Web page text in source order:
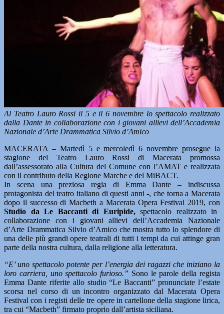
Al Teatro Lauro Rossi il 5 e il 6 novembre lo spettacolo realizzato
dalla Dante in collaborazione con i giovani allievi dell’Accademia
Nazionale d’Arte Drammatica Silvio d’Amico
MACERATA – Martedì 5 e mercoledì 6 novembre prosegue la
stagione del Teatro Lauro Rossi di Macerata promossa
dall’assessorato alla Cultura del Comune con l’AMAT e realizzata
con il contributo della Regione Marche e del MiBACT.
In scena una preziosa regia di Emma Dante – indiscussa
protagonista del teatro italiano di questi anni -, che torna a Macerata
dopo il successo di Macbeth a Macerata Opera Festival 2019, con
Studio da Le Baccanti di Euripide,spettacolo realizzato in
collaborazione con i giovani allievi dell’Accademia Nazionale
d’Arte Drammatica Silvio d’Amico che mostra tutto lo splendore di
una delle più grandi opere teatrali di tutti i tempi da cui attinge gran
parte della nostra cultura, dalla religione alla letteratura.
“E’ uno spettacolo potente per l’energia dei ragazzi che iniziano la
loro carriera, uno spettacolo furioso.” Sono le parole della regista
Emma Dante riferite allo studio “Le Baccanti” pronunciate l’estate
scorsa nel corso di un incontro organizzato dal Macerata Opera
Festival con i registi delle tre opere in cartellone della stagione lirica,
tra cui “Macbeth” firmato proprio dall’artista siciliana.